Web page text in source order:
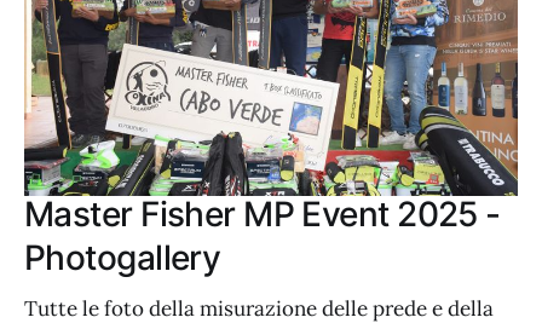
Master Fisher MP Event 2025 -
Photogallery
Tutte le foto della misurazione delle prede e della